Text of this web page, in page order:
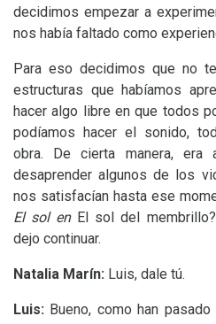
decidimos empezar a
nos había faltado como
Para eso decidimos que no
estructuras que habíamos
hacer algo libre en que todos
podíamos hacer el sonido,
obra. De cierta manera, era
desaprender algunos de los
nos satisfacían hasta ese
El sol en El sol del
dejo continuar.
Natalia Marín: Luis, dale tú.
Luis: Bueno, como han